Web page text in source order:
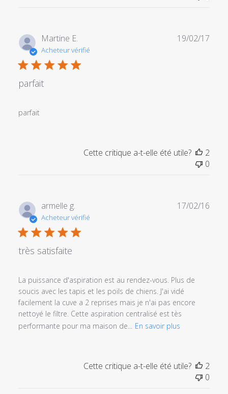
Martine E.
Acheteur vérifié
parfait
parfait
19/02/17
Cette critique a-t-elle été utile?
2
0
armelle g.
Acheteur vérifié
très satisfaite
La puissance d'aspiration est au rendez-vous. Plus de
soucis avec les tapis et les poils de chiens. J'ai vidé
facilement la cuve a 2 reprises mais je n'ai pas encore
nettoyé le filtre. Cette aspiration centralisé est tès
performante pour ma maison de... En savoir plus
17/02/16
Cette critique a-t-elle été utile?
2
0